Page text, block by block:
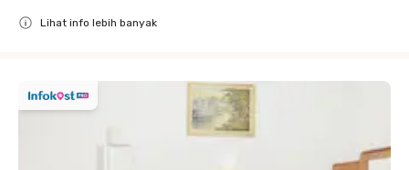
Lihat info lebih banyak